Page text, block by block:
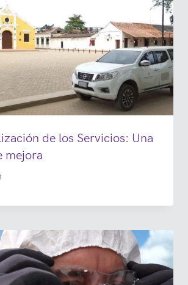
de los Servicios: Una
mejora